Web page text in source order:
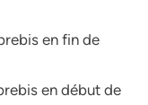
en fin de
en début de